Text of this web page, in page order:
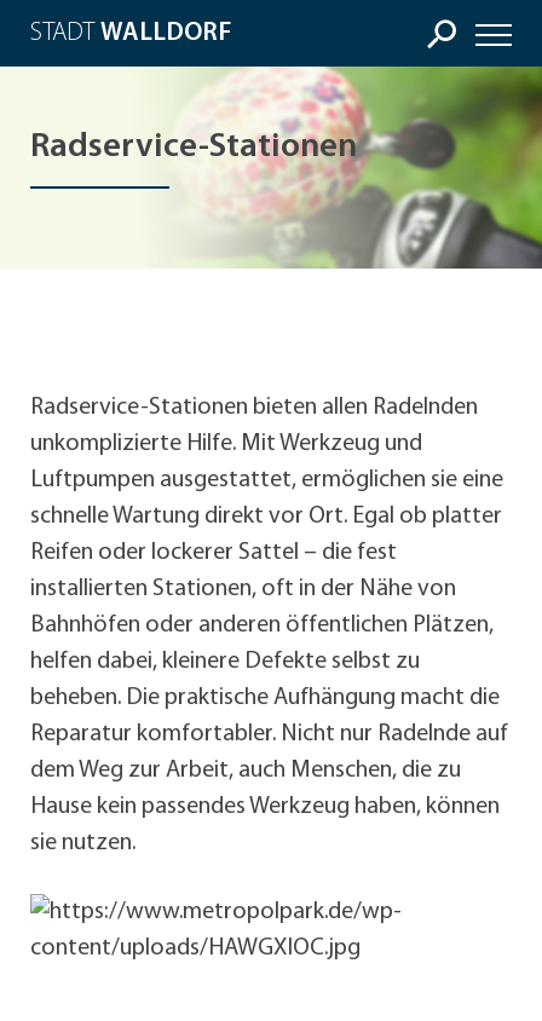
STADT WALLDORF
Radservice-Stationen
Radservice-Stationen bieten allen Radelnden
unkomplizierte Hilfe. Mit Werkzeug und
Luftpumpen ausgestattet, ermöglichen sie eine
schnelle Wartung direkt vor Ort. Egal ob platter
Reifen oder lockerer Sattel – die fest
installierten Stationen, oft in der Nähe von
Bahnhöfen oder anderen öffentlichen Plätzen,
helfen dabei, kleinere Defekte selbst zu
beheben. Die praktische Aufhängung macht die
Reparatur komfortabler. Nicht nur Radelnde auf
dem Weg zur Arbeit, auch Menschen, die zu
Hause kein passendes Werkzeug haben, können
sie nutzen.